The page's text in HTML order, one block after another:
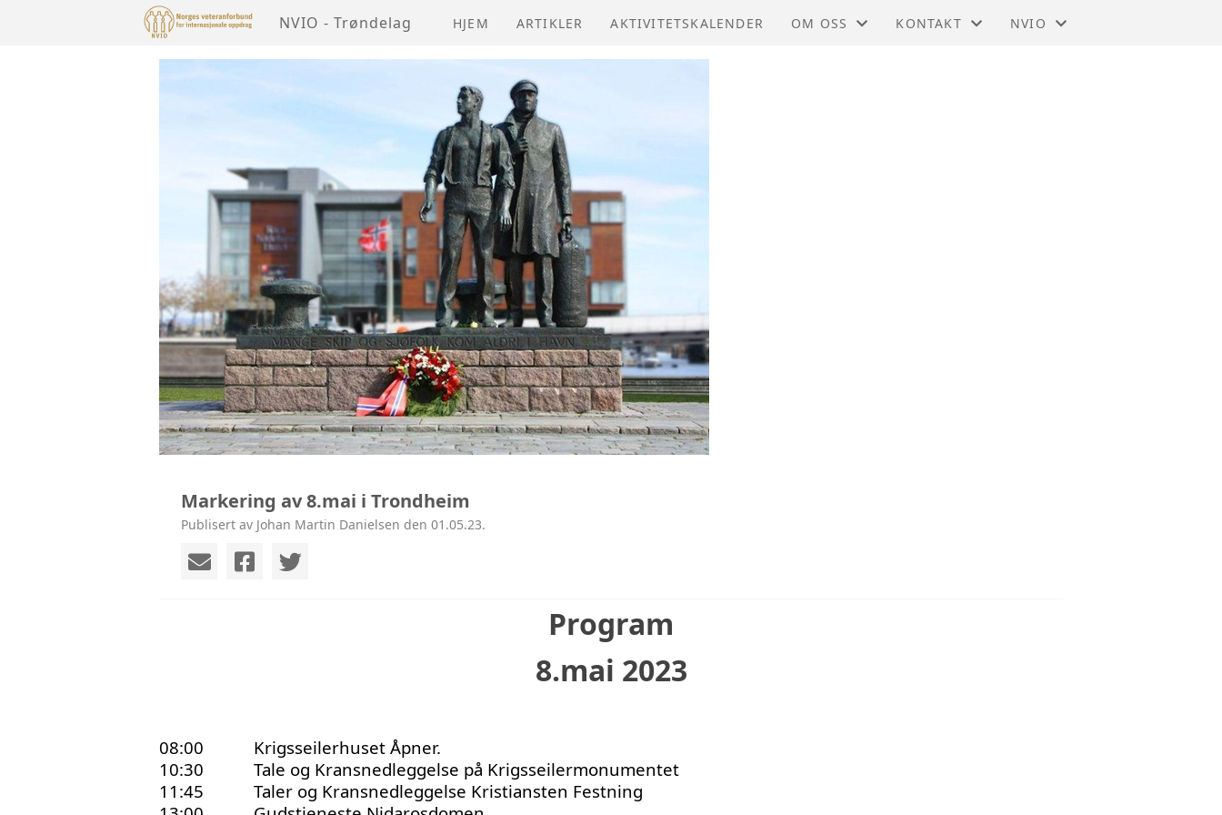
NVIO - Trøndelag HJEM ARTIKLER AKTIVITETSKALENDER OM OSS KONTAKT NVIO
Markering av 8.mai i Trondheim
Publisert av Johan Martin Danielsen den 01.05.23.
Program
8.mai 2023
08:00
Krigsseilerhuset Åpner.
10:30
Tale og Kransnedleggelse på Krigsseilermonumentet
11:45
Taler og Kransnedleggelse Kristiansten Festning